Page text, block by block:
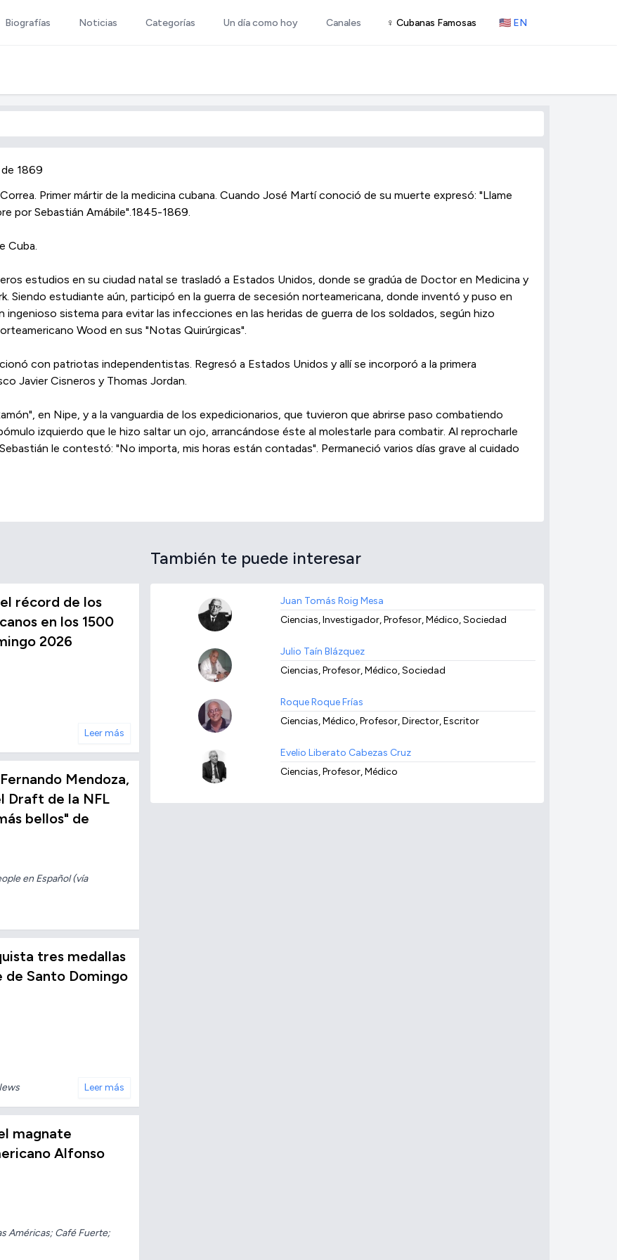
Biografías Noticias Categorías Un día como hoy Canales ♀ Cubanas Famosas 🇺🇸 EN
1869
Primer mártir de la medicina cubana. Cuando José Martí conoció de su muerte expresó: "Llame
por Sebastián Amábile".1845-1869.
Cuba.
estudios en su ciudad natal se trasladó a Estados Unidos, donde se gradúa de Doctor en Medicina y
Siendo estudiante aún, participó en la guerra de secesión norteamericana, donde inventó y puso en
sistema para evitar las infecciones en las heridas de guerra de los soldados, según hizo
Wood en sus "Notas Quirúrgicas".
con patriotas independentistas. Regresó a Estados Unidos y allí se incorporó a la primera
Javier Cisneros y Thomas Jordan.
en Nipe, y a la vanguardia de los expedicionarios, que tuvieron que abrirse paso combatiendo
izquierdo que le hizo saltar un ojo, arrancándose éste al molestarle para combatir. Al reprocharle
le contestó: "No importa, mis horas están contadas". Permaneció varios días grave al cuidado
récord de los
en los 1500
2026
Leer más
Mendoza,
Draft de la NFL
bellos" de
en Español (vía
tres medallas
de Santo Domingo
Leer más
magnate
Alfonso
Américas; Café Fuerte;
También te puede interesar
Juan Tomás Roig Mesa
Ciencias, Investigador, Profesor, Médico, Sociedad
Julio Taín Blázquez
Ciencias, Profesor, Médico, Sociedad
Roque Roque Frías
Ciencias, Médico, Profesor, Director, Escritor
Evelio Liberato Cabezas Cruz
Ciencias, Profesor, Médico